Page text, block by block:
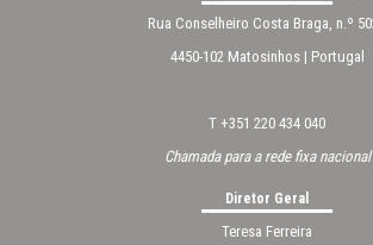
Rua Conselheiro Costa Braga, n.º
4450-102 Matosinhos | Portugal
T +351 220 434 040
Chamada para a rede fixa nacional
Diretor Geral
Teresa Ferreira